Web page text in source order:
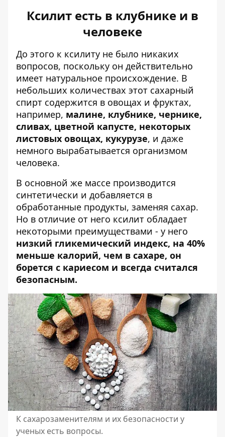
Ксилит есть в клубнике и в
человеке
До этого к ксилиту не было никаких
вопросов, поскольку он действительно
имеет натуральное происхождение. В
небольших количествах этот сахарный
спирт содержится в овощах и фруктах,
например, малине, клубнике, чернике,
сливах, цветной капусте, некоторых
листовых овощах, кукурузе, и даже
немного вырабатывается организмом
человека.
В основной же массе производится
синтетически и добавляется в
обработанные продукты, заменяя сахар.
Но в отличие от него ксилит обладает
некоторыми преимуществами - у него
низкий гликемический индекс, на 40%
меньше калорий, чем в сахаре, он
борется с кариесом и всегда считался
безопасным.
К сахарозаменителям и их безопасности у
ученых есть вопросы.